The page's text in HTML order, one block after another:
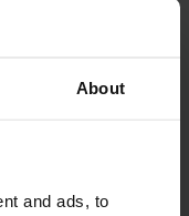
About
and ads, to
richtlijnen houden.
onze